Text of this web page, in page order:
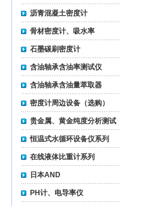
沥青混凝土密度计
骨材密度计、吸水率
石墨碳刷密度计
含油轴承含油率测试仪
含油轴承含油量萃取器
密度计周边设备（选购）
贵金属、黄金纯度分析测试
仪
恒温式水循环设备仪系列
在线液体比重计系列
日本AND
PH计、电导率仪